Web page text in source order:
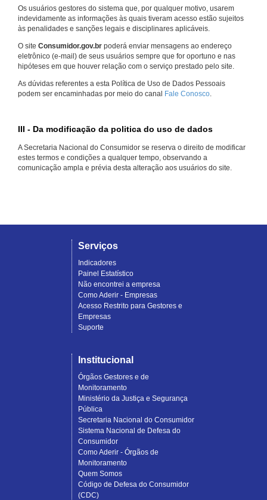
Os usuários gestores do sistema que, por qualquer motivo, usarem
indevidamente as informações às quais tiveram acesso estão sujeitos
às penalidades e sanções legais e disciplinares aplicáveis.
O site Consumidor.gov.br poderá enviar mensagens ao endereço
eletrônico (e-mail) de seus usuários sempre que for oportuno e nas
hipóteses em que houver relação com o serviço prestado pelo site.
As dúvidas referentes a esta Política de Uso de Dados Pessoais
podem ser encaminhadas por meio do canal Fale Conosco.
III - Da modificação da politica do uso de dados
A Secretaria Nacional do Consumidor se reserva o direito de modificar
estes termos e condições a qualquer tempo, observando a
comunicação ampla e prévia desta alteração aos usuários do site.
Serviços
Indicadores
Painel Estatístico
Não encontrei a empresa
Como Aderir - Empresas
Acesso Restrito para Gestores e
Empresas
Suporte
Institucional
Órgãos Gestores e de
Monitoramento
Ministério da Justiça e Segurança
Pública
Secretaria Nacional do Consumidor
Sistema Nacional de Defesa do
Consumidor
Como Aderir - Órgãos de
Monitoramento
Quem Somos
Código de Defesa do Consumidor
(CDC)